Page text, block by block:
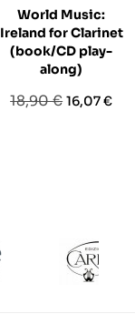
World Music:
Ireland for Clarinet
(book/CD play-
along)
Prezzo
18,90 € Prezzo
16,07 €